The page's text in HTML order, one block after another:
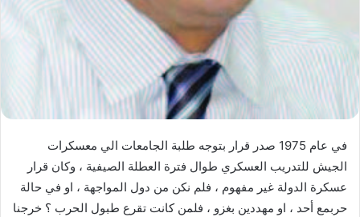
في عام 1975 صدر قرار بتوجه طلبة الجامعات الي معسكرات
الجيش للتدريب العسكري طوال فترة العطلة الصيفية ، وكان قرار
عسكرة الدولة غير مفهوم ، فلم نكن من دول المواجهة ، او في حالة
حربمع أحد ، او مهددين بغزو ، فلمن كانت تقرع طبول الحرب ؟ خرجنا